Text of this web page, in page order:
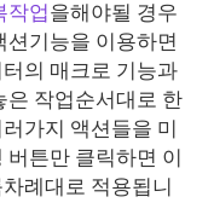
작업을해야될 경우
션기능을 이용하면
의 매크로 기능과
은 작업순서대로 한
가지 액션들을 미
튼만 클릭하면 이
례대로 적용됩니